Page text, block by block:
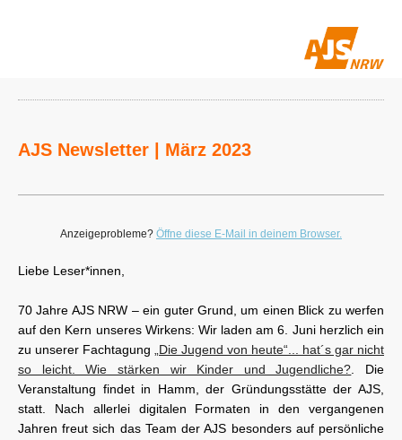
AJS Newsletter | März 2023
Anzeigeprobleme? Öffne diese E-Mail in deinem Browser.
Liebe Leser*innen,
70 Jahre AJS NRW – ein guter Grund, um einen Blick zu werfen
auf den Kern unseres Wirkens: Wir laden am 6. Juni herzlich ein
zu unserer Fachtagung
„Die Jugend von heute“... hat´s gar nicht
so leicht. Wie stärken wir Kinder und Jugendliche? . Die
Veranstaltung findet in Hamm, der Gründungsstätte der AJS,
statt. Nach allerlei digitalen Formaten in den vergangenen
Jahren freut sich das Team der AJS besonders auf persönliche